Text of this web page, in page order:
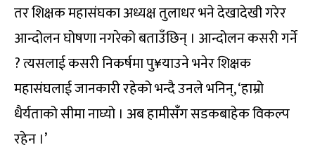
तर शिक्षक महासंघका अध्यक्ष तुलाधर भने देखादेखी गरेर
आन्दोलन घोषणा नगरेको बताउँछिन् । आन्दोलन कसरी गर्ने
? त्यसलाई कसरी निकर्षमा पु¥याउने भनेर शिक्षक
महासंघलाई जानकारी रहेको भन्दै उनले भनिन्, ‘हाम्रो
धैर्यताको सीमा नाघ्यो । अब हामीसँग सडकबाहेक विकल्प
रहेन ।’